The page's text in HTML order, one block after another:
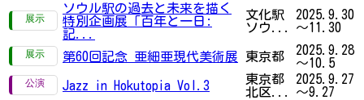
ソウル駅の過去と未来を描く
特別企画展「百年と一日:
記...
文化駅
ソウ...
2025.9.30
～11.30
第60回記念 亜細亜現代美術展 東京都
2025.9.28
～10.5
Jazz in Hokutopia Vol.3
東京都
北区...
2025.9.27
～9.27